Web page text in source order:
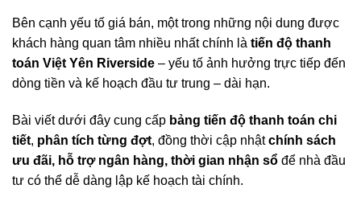
Bên cạnh yếu tố giá bán, một trong những nội dung được
khách hàng quan tâm nhiều nhất chính là tiến độ thanh
toán Việt Yên Riverside – yếu tố ảnh hưởng trực tiếp đến
dòng tiền và kế hoạch đầu tư trung – dài hạn.
Bài viết dưới đây cung cấp bảng tiến độ thanh toán chi
tiết, phân tích từng đợt, đồng thời cập nhậtchính sách
ưu đãi, hỗ trợ ngân hàng, thời gian nhận sổ để nhà đầu
tư có thể dễ dàng lập kế hoạch tài chính.